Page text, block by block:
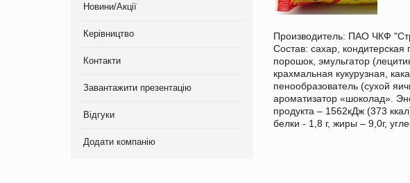
Новини/Акції
Керівництво
Контакти
Завантажити презентацію
Відгуки
Додати компанію
Производитель: ПАО ЧКФ
Состав: сахар,
порошок, эмульгатор
крахмальная кукурузная,
пенообразователь (сухой
ароматизатор «шоколад».
продукта – 1562кДж (373
белки - 1,8 г, жиры – 9,0г,